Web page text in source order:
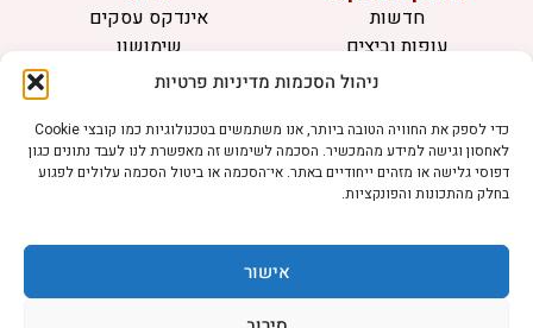
ניהול הסכמות מדיניות פרטיות
כדי לספק את החוויה הטובה ביותר, אנו משתמשים בטכנולוגיות כמו קובצי Cookie
לאחסון וגישה למידע מהמכשיר. הסכמה לשימוש זה מאפשרת לנו לעבד נתונים כגון
דפוסי גלישה או מזהים ייחודיים באתר. אי־הסכמה או ביטול הסכמה עלולים לפגוע
בחלק מהתכונות והפונקציות.
אישור
חדשות
עופות וביצים
בקר וחלב
אצות
בריאות מהחי
אינדקס עסקים
שימושון
לוח מודעות
הרשמה לניוזלטר
פרסמו אצלנו